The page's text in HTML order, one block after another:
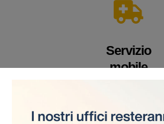
Servizio
mobile
nostri servizi direttamente sul